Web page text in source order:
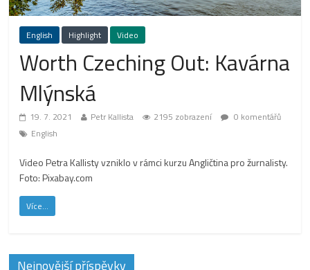
English Highlight Video
Worth Czeching Out: Kavárna
Mlýnská
19. 7. 2021 Petr Kallista 2195 zobrazení
0 komentářů
English
Video Petra Kallisty vzniklo v rámci kurzu Angličtina pro žurnalisty.
Foto: Pixabay.com
Více...
Nejnovější příspěvky